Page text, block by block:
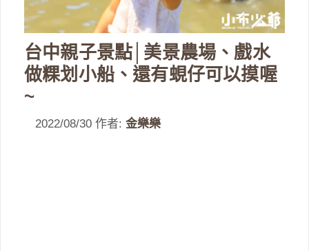
台中親子景點│美景農場、戲水
做粿划小船、還有蜆仔可以摸喔
~
2022/08/30 作者: 金樂樂